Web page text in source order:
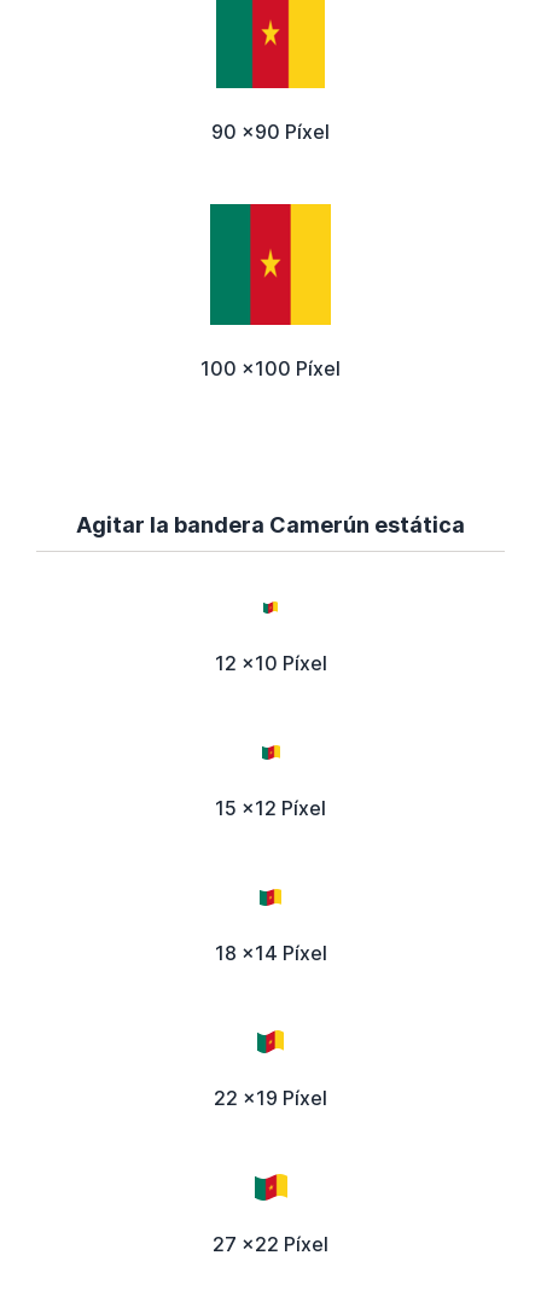
90 x90 Píxel
100 x100 Píxel
Agitar la bandera Camerún estática
12 x10 Píxel
15 x12 Píxel
18 x14 Píxel
22 x19 Píxel
27 x22 Píxel